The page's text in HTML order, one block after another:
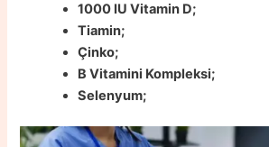
1000 IU Vitamin D;
Tiamin;
Çinko;
B Vitamini Kompleksi;
Selenyum;